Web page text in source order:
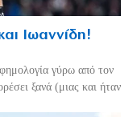
Ιωαννίδη!
φημολογία γύρω από τον
ξανά (μιας και ήταν